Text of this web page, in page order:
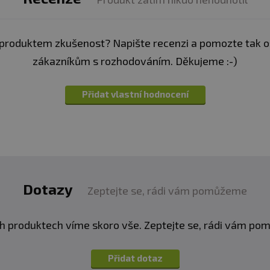
aerobní cvičení, jogging, strečink
v pračce.Nechte je vždy důkladně proschnout
záření.
THE BLOOM:
zkušenost? Napište recenzi a pomozte tak
zákazníkům s rozhodováním. Děkujeme :-)
Přidat vlastní hodnocení
Dotazy Zeptejte se, rádi vám pomůžeme
produktech víme skoro vše. Zeptejte se, rádi vám
Přidat dotaz